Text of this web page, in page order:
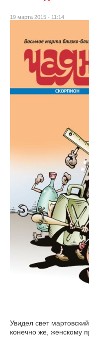
19 марта 2015 - 11:14
Увидел свет
конечно же, женскому празднику. Наших